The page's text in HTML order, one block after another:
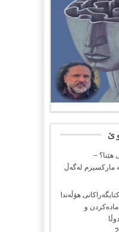
–
مارکسیزم لەگەڵ
هۆڵەندا
و